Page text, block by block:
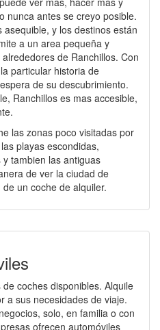
nunca antes se creyo posible.
y los destinos están
a un area pequeña y
de Ranchillos. Con
particular historia de
de su descubrimiento.
Ranchillos es mas accesible,
las zonas poco visitadas por
playas escondidas,
tambien las antiguas
de ver la ciudad de
un coche de alquiler.
coches disponibles. Alquile
a sus necesidades de viaje.
solo, en familia o con
ofrecen automóviles